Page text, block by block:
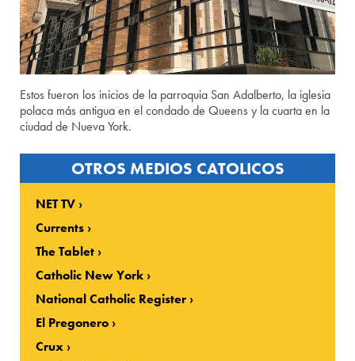
Estos fueron los inicios de la parroquia San Adalberto, la iglesia
polaca más antigua en el condado de Queens y la cuarta en la
ciudad de Nueva York.
OTROS MEDIOS CATOLICOS
NET TV
Currents
The Tablet
Catholic New York
National Catholic Register
El Pregonero
Crux